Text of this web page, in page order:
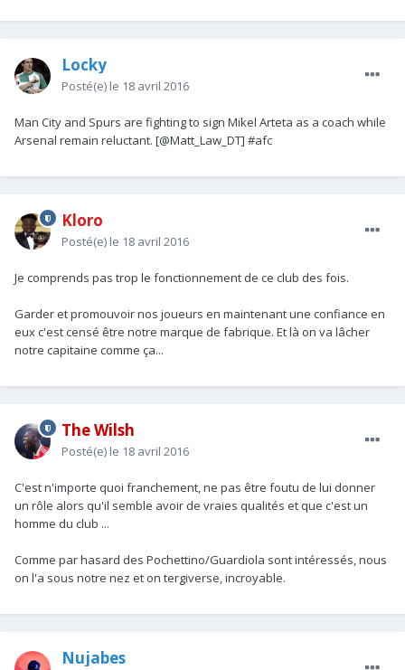
Locky
Posté(e) le 18 avril 2016
Man City and Spurs are fighting to sign Mikel Arteta as a coach while
Arsenal remain reluctant. [@Matt_Law_DT] #afc
Kloro
Posté(e) le 18 avril 2016
Je comprends pas trop le fonctionnement de ce club des fois.
Garder et promouvoir nos joueurs en maintenant une confiance en
eux c'est censé être notre marque de fabrique. Et là on va lâcher
notre capitaine comme ça...
The Wilsh
Posté(e) le 18 avril 2016
C'est n'importe quoi franchement, ne pas être foutu de lui donner
un rôle alors qu'il semble avoir de vraies qualités et que c'est un
homme du club ...
Comme par hasard des Pochettino/Guardiola sont intéressés, nous
on l'a sous notre nez et on tergiverse, incroyable.
Nujabes